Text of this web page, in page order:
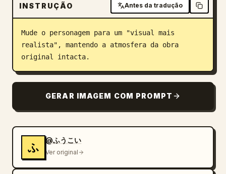
Blogue
Atualizações
INSTRUÇÃO Antes da tradução
Mude o personagem para um "visual mais
realista", mantendo a atmosfera da obra
original intacta.
GERAR IMAGEM COM PROMPT
ふ
@ふうこい
Ver original